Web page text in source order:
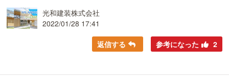
光和建装株式会社
2022/01/28 17:41
返信する 参考になった 2